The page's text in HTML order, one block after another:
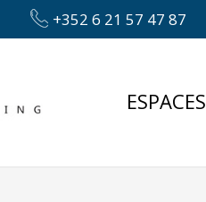
+352 6 21 57 47 87
ESPACES